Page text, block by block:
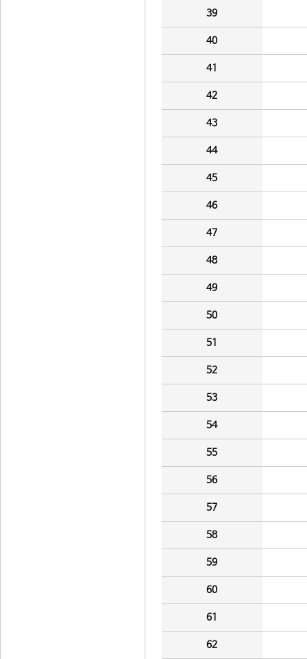
39
40
41
42
43
44
45
46
47
48
49
50
51
52
53
54
55
56
57
58
59
60
61
62